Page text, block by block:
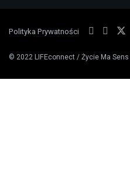
Polityka Prywatności
© 2022LIFEconnect / Życie Ma Sens